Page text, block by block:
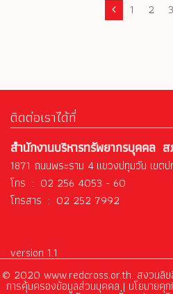
1 2 3
ติดต่อเราได้ที่
สำนักงานบริหารทรัพยากรบุคคล ส
1871 ถนนพระราม 4 แขวงปทุมวัน เขต
โทร : 02 256 4053 - 60
โทรสาร : 02 252 7992
version 1.1
© 2020 www.redcross.or.th. สงวนลิข
การคุ้มครองข้อมูลส่วนบุคคล| นโยบายคุ